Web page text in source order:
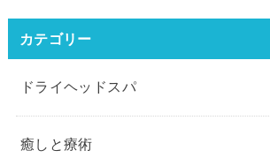
カテゴリー
ドライヘッドスパ
癒しと療術